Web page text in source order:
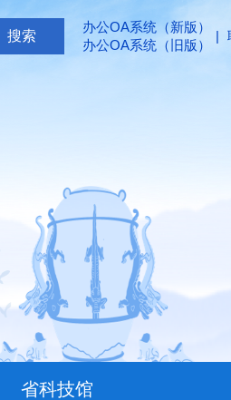
办公OA系统（新版）
办公OA系统（旧版）
|
省科技馆